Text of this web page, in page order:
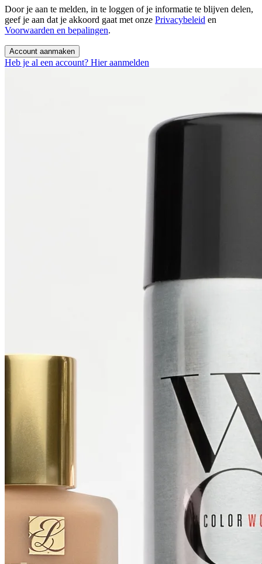
Door je aan te melden, in te loggen of je informatie te blijven delen,
geef je aan dat je akkoord gaat met onze Privacybeleid en
Voorwaarden en bepalingen.
Account aanmaken
Heb je al een account? Hier aanmelden